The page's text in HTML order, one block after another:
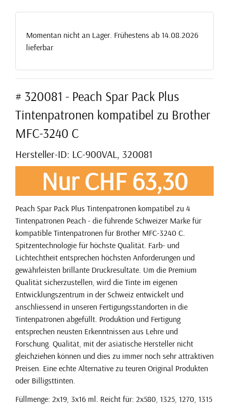
Momentan nicht an Lager. Frühestens ab 14.08.2026
lieferbar
# 320081 - Peach Spar Pack Plus
Tintenpatronen kompatibel zu Brother
MFC-3240 C
Hersteller-ID: LC-900VAL, 320081
Nur CHF 63,30
Peach Spar Pack Plus Tintenpatronen kompatibel zu 4
Tintenpatronen Peach - die führende Schweizer Marke für
kompatible Tintenpatronen für Brother MFC-3240 C.
Spitzentechnologie für höchste Qualität. Farb- und
Lichtechtheit entsprechen höchsten Anforderungen und
gewährleisten brillante Druckresultate. Um die Premium
Qualität sicherzustellen, wird die Tinte im eigenen
Entwicklungszentrum in der Schweiz entwickelt und
anschliessend in unseren Fertigungsstandorten in die
Tintenpatronen abgefüllt. Produktion und Fertigung
entsprechen neusten Erkenntnissen aus Lehre und
Forschung. Qualität, mit der asiatische Hersteller nicht
gleichziehen können und dies zu immer noch sehr attraktiven
Preisen. Eine echte Alternative zu teuren Original Produkten
oder Billigsttinten.
Füllmenge: 2x19, 3x16 ml. Reicht für: 2x580, 1325, 1270, 1315